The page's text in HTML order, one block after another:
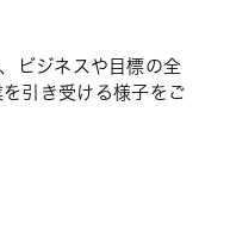
ビジネスや目標の全
引き受ける様子をご